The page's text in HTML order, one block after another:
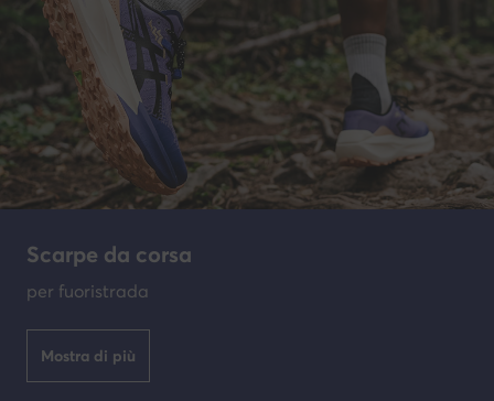
Scarpe da corsa
per fuoristrada
Mostra di più